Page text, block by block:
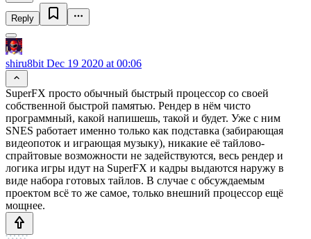
Reply
shiru8bit Dec 19 2020 at 00:06
SuperFX просто обычный быстрый процессор со своей
собственной быстрой памятью. Рендер в нём чисто
программный, какой напишешь, такой и будет. Уже с ним
SNES работает именно только как подставка (забирающая
видеопоток и играющая музыку), никакие её тайлово-
спрайтовые возможности не задействуются, весь рендер и
логика игры идут на SuperFX и кадры выдаются наружу в
виде набора готовых тайлов. В случае с обсуждаемым
проектом всё то же самое, только внешний процессор ещё
мощнее.